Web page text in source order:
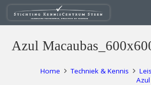
Azul
Home Techniek & Kennis